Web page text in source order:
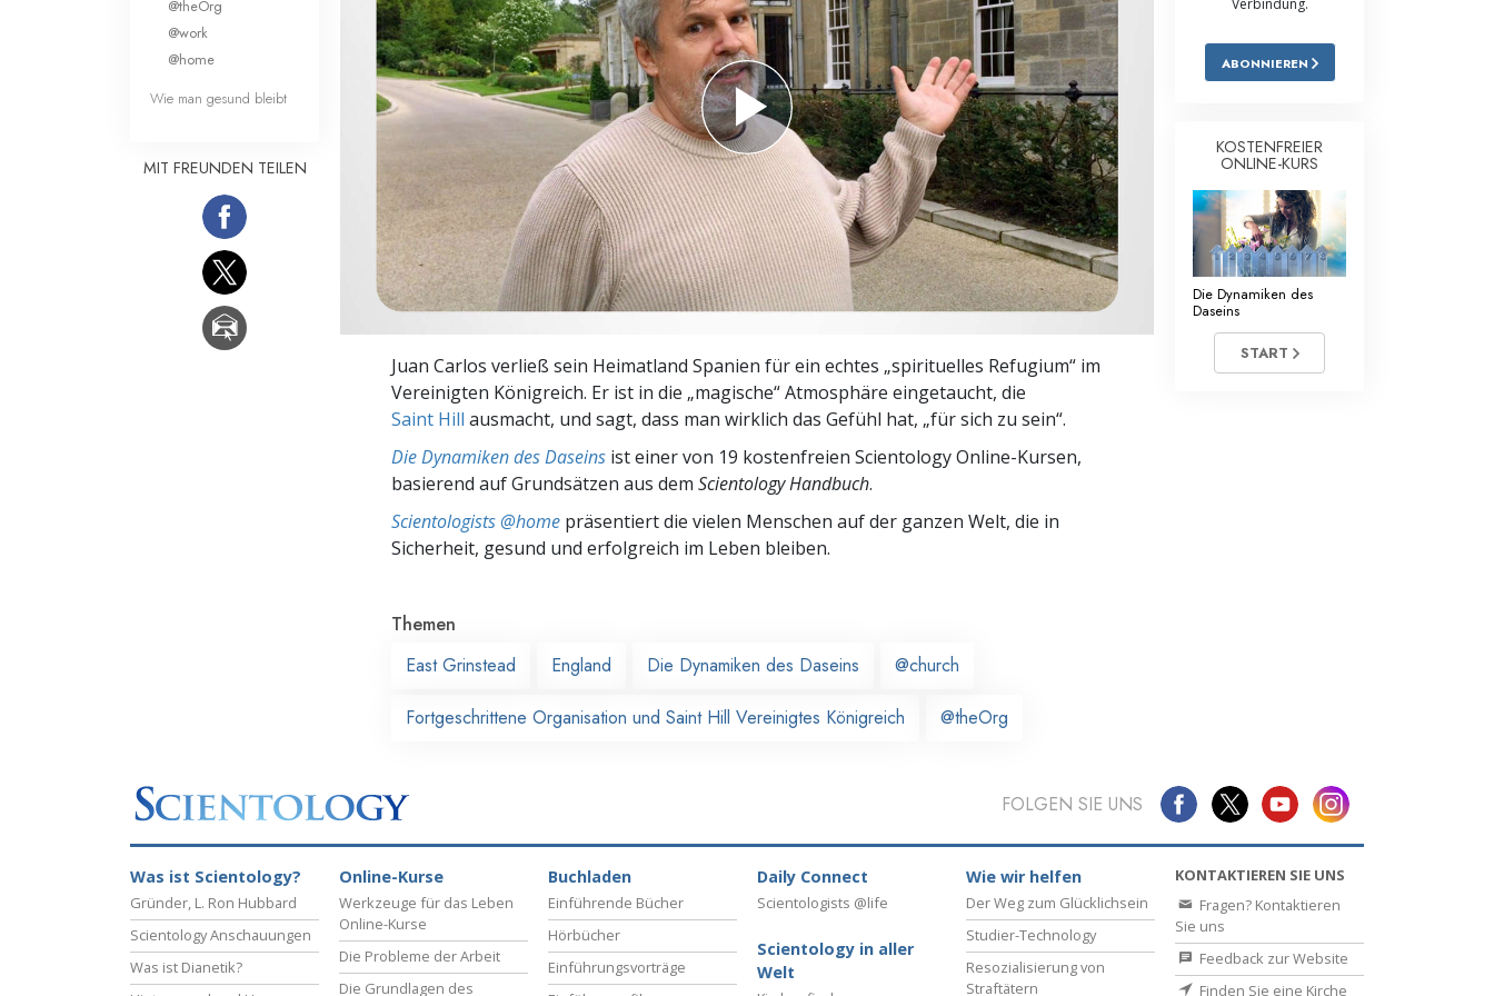
Liebe und Hass – Was ist Größe?
Antworten auf das Drogenproblem
Kinder
Werkzeuge für den Arbeitsplatz
Ethik und die Zustände
Die Ursache von Unterdrückung
Ermittlungen
Grundlagen des Organisierens
Die Grundlagen von Public Relations
Juan Carlos verließ sein Heimatland Spanien für ein echtes „spirituelles Refugium“ im
Vereinigten Königreich. Er ist in die „magische“ Atmosphäre eingetaucht, die
Saint Hill ausmacht, und sagt, dass man wirklich das Gefühl hat, „für sich zu sein“.
Die Dynamiken des Daseins ist einer von 19 kostenfreien Scientology Online-Kursen,
basierend auf Grundsätzen aus dem Scientology Handbuch.
Scientologists @home präsentiert die vielen Menschen auf der ganzen Welt, die in
Sicherheit, gesund und erfolgreich im Leben bleiben.
Themen
East Grinstead
England Die Dynamiken des Daseins @church
Fortgeschrittene Organisation und Saint Hill Vereinigtes Königreich @theOrg
@theOrg
@work
@home
Wie man gesund bleibt
MIT FREUNDEN TEILEN
Verbindung.
ABONNIEREN
KOSTENFREIER
ONLINE-KURS
Die Dynamiken des
Daseins
START
FOLGEN SIE UNS
Was ist Scientology?
Gründer, L. Ron Hubbard
Scientology Anschauungen
Was ist Dianetik?
Online-Kurse
Werkzeuge für das Leben
Online-Kurse
Die Probleme der Arbeit
Die Grundlagen des
Buchladen
Einführende Bücher
Hörbücher
Einführungsvorträge
Daily Connect
Scientologists @life
Scientology in aller
Welt
Wie wir helfen
Der Weg zum Glücklichsein
Studier-Technology
Resozialisierung von
Straftätern
KONTAKTIEREN SIE UNS
Fragen? Kontaktieren
Sie uns
Feedback zur Website
Finden Sie eine Kirche